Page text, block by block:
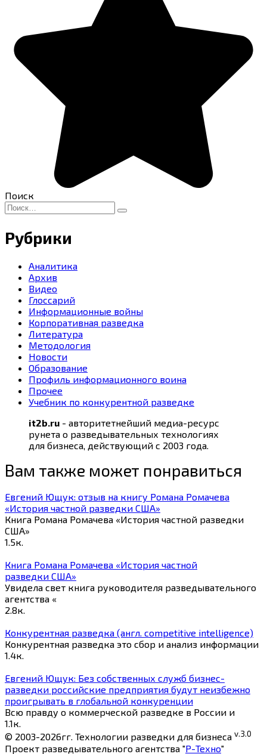
Поиск
Search
for:
Рубрики
Аналитика
Архив
Видео
Глоссарий
Информационные войны
Корпоративная разведка
Литература
Методология
Новости
Образование
Профиль информационного воина
Прочее
Учебник по конкурентной разведке
it2b.ru - авторитетнейший медиа-ресурс
рунета о разведывательных технологиях
для бизнеса, действующий с 2003 года.
Вам также может понравиться
Евгений Ющук: отзыв на книгу Романа Ромачева
«История частной разведки США»
Книга Романа Ромачева «История частной разведки
США»
1.5к.
Книга Романа Ромачева «История частной
разведки США»
Увидела свет книга руководителя разведывательного
агентства «
2.8к.
Конкурентная разведка (англ. competitive intelligence)
Конкурентная разведка это сбор и анализ информации
1.4к.
Евгений Ющук: Без собственных служб бизнес-
разведки российские предприятия будут неизбежно
проигрывать в глобальной конкуренции
Всю правду о коммерческой разведке в России и
1.1к.
© 2003-2026гг. Технологии разведки для бизнеса v.3.0
Проект разведывательного агентства "Р-Техно"